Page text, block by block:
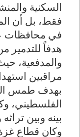
السكنية
فقط، بل أن
في محافظات
هدفاً للتدمير
والمدفعية،
مراقبين
بهدف طمس
الفلسطيني،
بينه وبين
وكان قطاع غزة